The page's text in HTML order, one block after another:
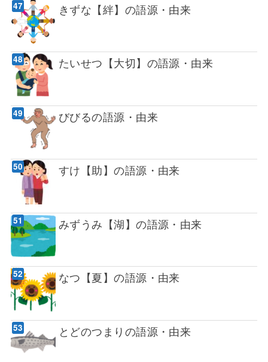
きずな【絆】の語源・由来
たいせつ【大切】の語源・由来
びびるの語源・由来
すけ【助】の語源・由来
みずうみ【湖】の語源・由来
なつ【夏】の語源・由来
とどのつまりの語源・由来